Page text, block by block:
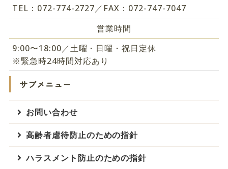
TEL：072-774-2727／FAX：072-747-7047
営業時間
9:00〜18:00／土曜・日曜・祝日定休
※緊急時24時間対応あり
サブメニュー
お問い合わせ
高齢者虐待防止のための指針
ハラスメント防止のための指針